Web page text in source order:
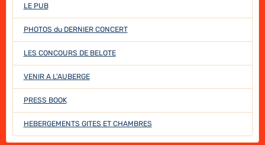
LE PUB
PHOTOS du DERNIER CONCERT
LES CONCOURS DE BELOTE
VENIR A L'AUBERGE
PRESS BOOK
HEBERGEMENTS GITES ET CHAMBRES